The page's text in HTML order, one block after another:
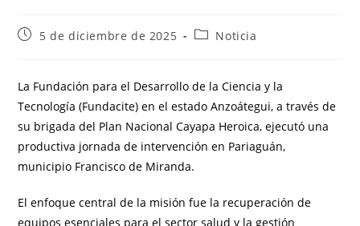
5 de diciembre de 2025 Noticia
La Fundación para el Desarrollo de la Ciencia y la
Tecnología (Fundacite) en el estado Anzoátegui, a través de
su brigada del Plan Nacional Cayapa Heroica, ejecutó una
productiva jornada de intervención en Pariaguán,
municipio Francisco de Miranda.
El enfoque central de la misión fue la recuperación de
equipos esenciales para el sector salud y la gestión